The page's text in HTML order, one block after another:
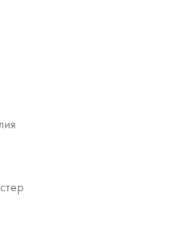
036 руб.
480 руб.
036 руб.
480 руб.